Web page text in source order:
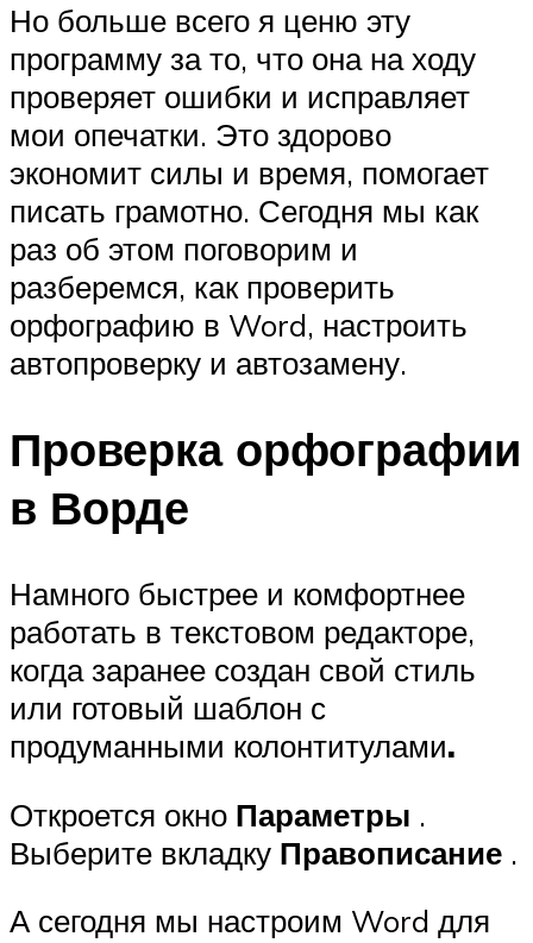
Но больше всего я ценю эту
программу за то, что она на ходу
проверяет ошибки и исправляет
мои опечатки. Это здорово
экономит силы и время, помогает
писать грамотно. Сегодня мы как
раз об этом поговорим и
разберемся, как проверить
орфографию в Word, настроить
автопроверку и автозамену.
Проверка орфографии
в Ворде
Намного быстрее и комфортнее
работать в текстовом редакторе,
когда заранее создан свой стиль
или готовый шаблон с
продуманными колонтитулами.
Откроется окно Параметры .
Выберите вкладку Правописание .
А сегодня мы настроим Word для